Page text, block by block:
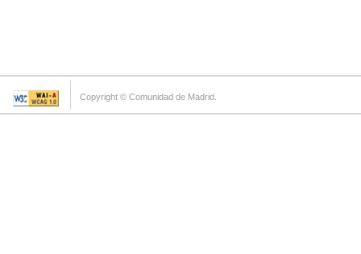
Copyright © Comunidad de Madrid.